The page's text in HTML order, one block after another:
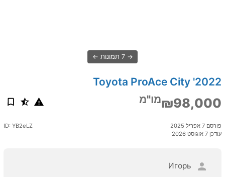
7 תמונות
2022' Toyota ProAce City
₪98,000מו"מ
פורסם 7 אפריל 2025
עודכן 7 אוגוסט 2026
ID: YB2eLZ
Игорь